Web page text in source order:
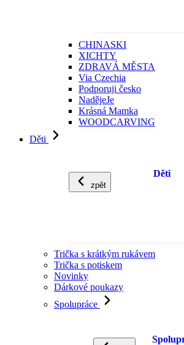
CHINASKI
XICHTY
ZDRAVÁ MĚSTA
Via Czechia
Podporuji česko
NadějeJe
Krásná Mamka
WOODCARVING
Děti
zpět
Děti
Trička s krátkým rukávem
Trička s potiskem
Novinky
Dárkové poukazy
Spolupráce